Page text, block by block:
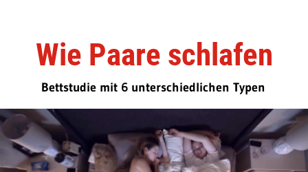
Wie Paare schlafen
Bettstudie mit 6 unterschiedlichen Typen